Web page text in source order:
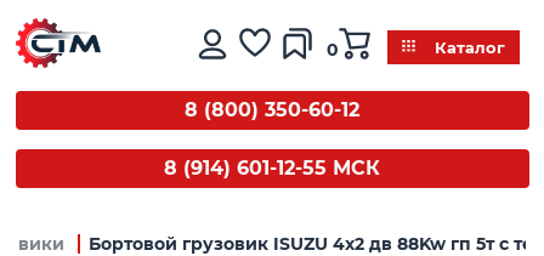
0 Каталог
8 (800) 350-60-12
8 (914) 601-12-55 МСК
Бортовой грузовик ISUZU 4x2 дв 88Kw гп 5т с